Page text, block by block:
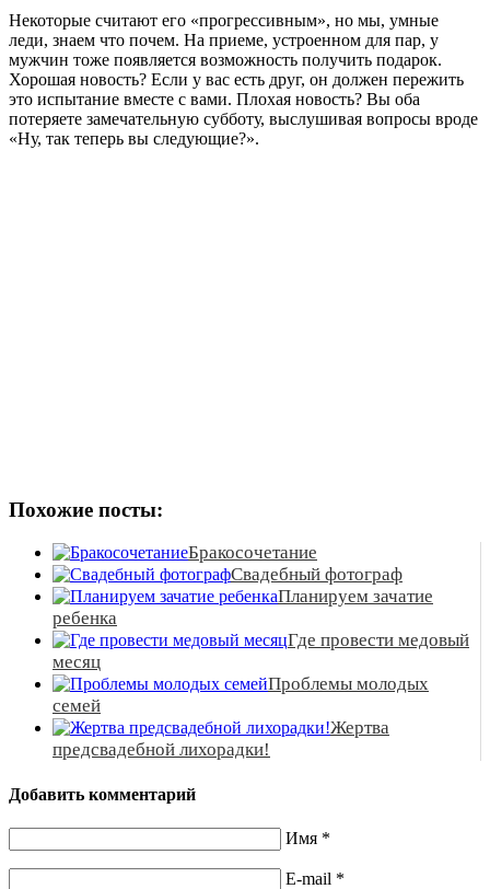
Некоторые считают его «прогрессивным», но мы, умные
леди, знаем что почем. На приеме, устроенном для пар, у
мужчин тоже появляется возможность получить подарок.
Хорошая новость? Если у вас есть друг, он должен пережить
это испытание вместе с вами. Плохая новость? Вы оба
потеряете замечательную субботу, выслушивая вопросы вроде
«Ну, так теперь вы следующие?».
Похожие посты:
Бракосочетание
Свадебный фотограф
Планируем зачатие
ребенка
Где провести медовый
месяц
Проблемы молодых
семей
Жертва
предсвадебной лихорадки!
Добавить комментарий
Имя *
E-mail *